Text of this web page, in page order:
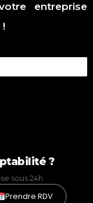
entreprise
!
?
sous 24h
Prendre RDV